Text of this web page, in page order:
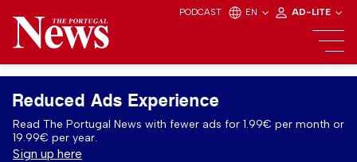
PODCAST EN AD-LITE
Reduced Ads Experience
Read The Portugal News with fewer ads for 1.99€ per month or
19.99€ per year.
Sign up here